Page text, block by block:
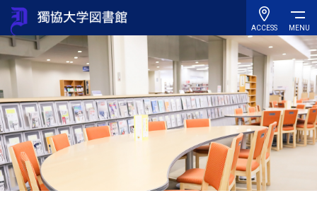
ACCESS MENU